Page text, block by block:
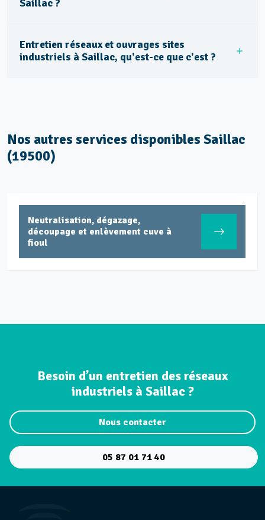
Saillac ?
Entretien réseaux et ouvrages sites
industriels à Saillac, qu'est-ce que c'est ?
Nos autres services disponibles Saillac
(19500)
Neutralisation, dégazage,
découpage et enlèvement cuve à
fioul
Besoin d’un entretien des réseaux
industriels à Saillac ?
Nous contacter
05 87 01 71 40